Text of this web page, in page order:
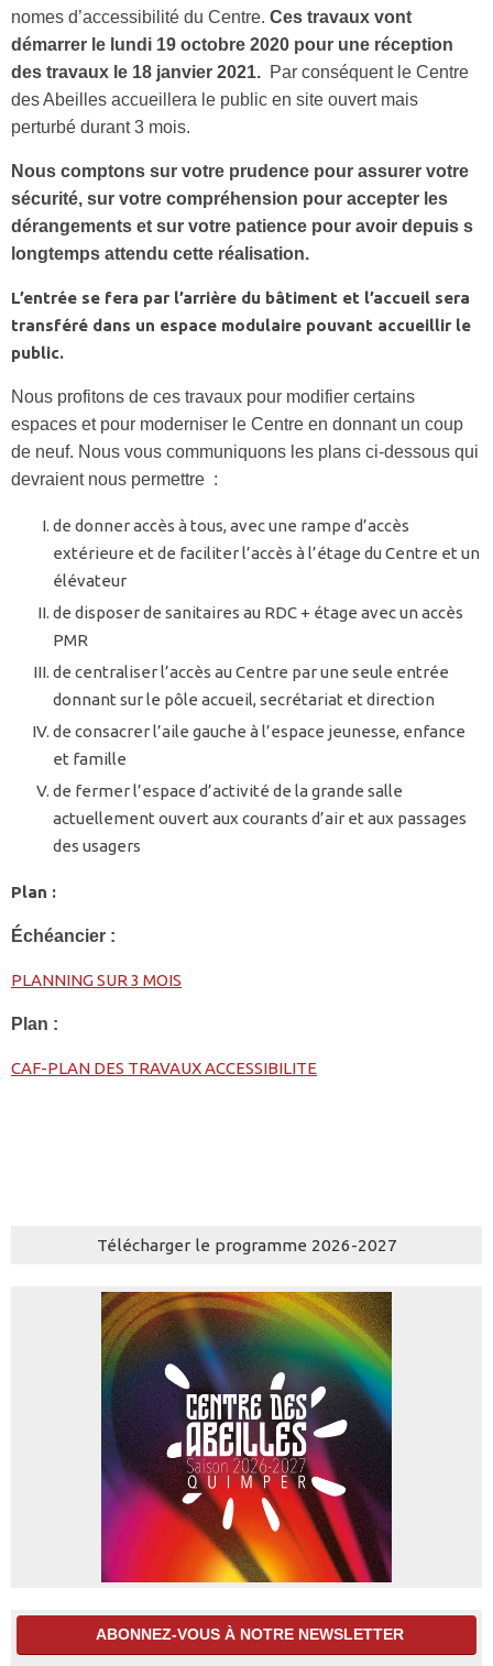
nomes d’accessibilité du Centre. Ces travaux vont
démarrer le lundi 19 octobre 2020 pour une réception
des travaux le 18 janvier 2021. Par conséquent le Centre
des Abeilles accueillera le public en site ouvert mais
perturbé durant 3 mois.
Nous comptons sur votre prudence pour assurer votre
sécurité, sur votre compréhension pour accepter les
dérangements et sur votre patience pour avoir depuis s
longtemps attendu cette réalisation.
L’entrée se fera par l’arrière du bâtiment et l’accueil sera
transféré dans un espace modulaire pouvant accueillir le
public.
Nous profitons de ces travaux pour modifier certains
espaces et pour moderniser le Centre en donnant un coup
de neuf. Nous vous communiquons les plans ci-dessous qui
devraient nous permettre :
de donner accès à tous, avec une rampe d’accès
extérieure et de faciliter l’accès à l’étage du Centre et un
élévateur
de disposer de sanitaires au RDC + étage avec un accès
PMR
de centraliser l’accès au Centre par une seule entrée
donnant sur le pôle accueil, secrétariat et direction
de consacrer l’aile gauche à l’espace jeunesse, enfance
et famille
de fermer l’espace d’activité de la grande salle
actuellement ouvert aux courants d’air et aux passages
des usagers
Plan :
Échéancier :
PLANNING SUR 3 MOIS
Plan :
CAF-PLAN DES TRAVAUX ACCESSIBILITE
Télécharger le programme 2026-2027
ABONNEZ-VOUS À NOTRE NEWSLETTER